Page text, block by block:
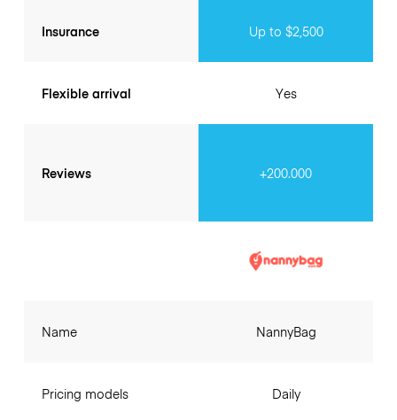
Insurance
Flexible arrival
Reviews
Up to $2,500
Yes
+200.000
Name
Pricing models
NannyBag
Daily